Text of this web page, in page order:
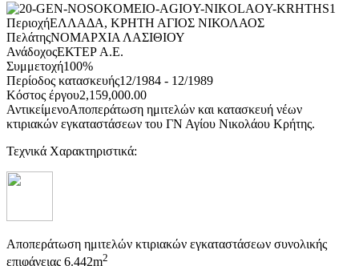
ΠεριοχήΕΛΛΑΔΑ, ΚΡΗΤΗ ΑΓΙΟΣ ΝΙΚΟΛΑΟΣ
ΠελάτηςΝΟΜΑΡΧΙΑ ΛΑΣΙΘΙΟΥ
ΑνάδοχοςΕΚΤΕΡ Α.Ε.
Συμμετοχή100%
Περίοδος κατασκευής12/1984 - 12/1989
Κόστος έργου2,159,000.00
ΑντικείμενοΑποπεράτωση ημιτελών και κατασκευή νέων
κτιριακών εγκαταστάσεων του ΓΝ Αγίου Νικολάου Κρήτης.
Τεχνικά Χαρακτηριστικά:
Αποπεράτωση ημιτελών κτιριακών εγκαταστάσεων συνολικής
επιφάνειας 6.442m2